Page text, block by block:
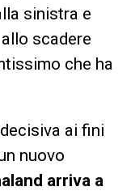
sinistra e
scadere
che ha
ai fini
nuovo
arriva a